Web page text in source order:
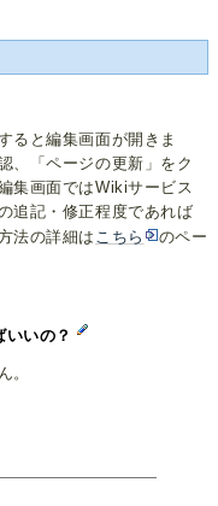
ると編集画面が開きま
、「ページの更新」をク
集画面ではWikiサービス
追記・修正程度であれば
法の詳細は こちら
のペー
いいの？
。